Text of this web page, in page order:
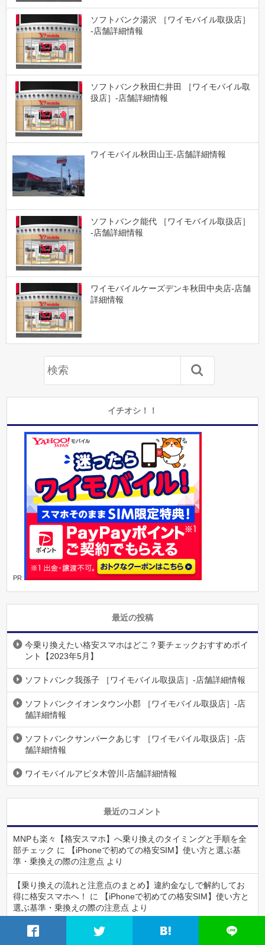
ソフトバンク湯沢 ［ワイモバイル取扱店］
-店舗詳細情報
ソフトバンク秋田仁井田 ［ワイモバイル取
扱店］-店舗詳細情報
ワイモバイル秋田山王-店舗詳細情報
ソフトバンク能代 ［ワイモバイル取扱店］
-店舗詳細情報
ワイモバイルケーズデンキ秋田中央店-店舗
詳細情報
イチオシ！！
PR
最近の投稿
今乗り換えたい格安スマホはどこ？要チェックおすすめポイ
ント【2023年5月】
ソフトバンク我孫子 ［ワイモバイル取扱店］-店舗詳細情報
ソフトバンクイオンタウン小郡 ［ワイモバイル取扱店］-店
舗詳細情報
ソフトバンクサンパークあじす ［ワイモバイル取扱店］-店
舗詳細情報
ワイモバイルアピタ木曽川-店舗詳細情報
最近のコメント
MNPも楽々【格安スマホ】へ乗り換えのタイミングと手順を全
部チェック に
【iPhoneで初めての格安SIM】使い方と選ぶ基
準・乗換えの際の注意点 より
【乗り換えの流れと注意点のまとめ】違約金なしで解約してお
得に格安スマホへ！
に
【iPhoneで初めての格安SIM】使い方と
選ぶ基準・乗換えの際の注意点 より
MNPも楽々【格安スマホ】へ乗り換えのタイミングと手順を全